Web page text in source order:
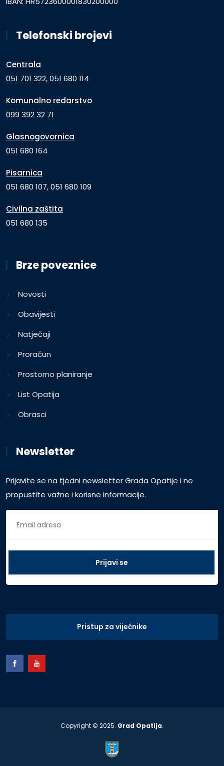
Telefonski brojevi
Centrala
051 701 322, 051 680 114
Komunalno redarstvo
099 392 32 71
Glasnogovornica
051 680 164
Pisarnica
051 680 107, 051 680 109
Civilna zaštita
051 680 135
Brze poveznice
Novosti
Obavijesti
Natječaji
Proračun
Prostorno planiranje
List Opatija
Obrasci
Newsletter
Prijavite se na tjedni newsletter Grada Opatije i ne
propustite važne i korisne informacije.
Pristup za vijećnike
Copyright © 2025. Grad Opatija.